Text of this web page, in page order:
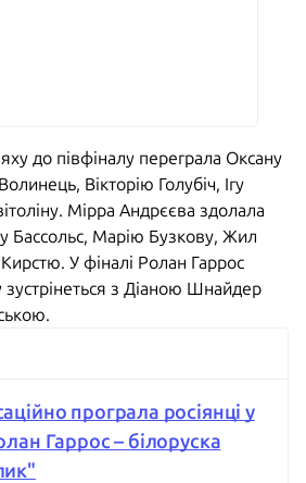
до півфіналу переграла Оксану
Вікторію Голубіч, Ігу
Мірра Андрєєва здолала
Бассольс, Марію Бузкову, Жил
У фіналі Ролан Гаррос
з Діаною Шнайдер
програла росіянці у
Гаррос – білоруска